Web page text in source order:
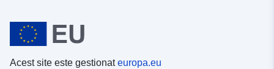
Acest site este gestionateuropa.eu